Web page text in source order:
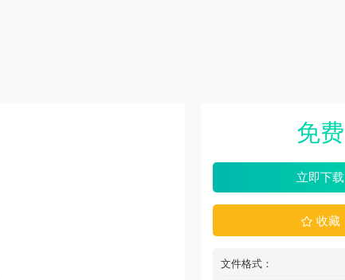
免费
立即下载
收藏
文件格式：